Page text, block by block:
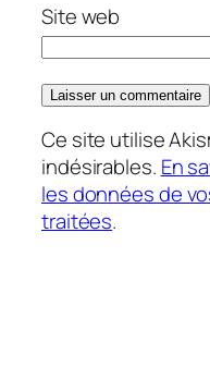
Site web
Ce site utilise
indésirables. En
les données de
traitées.